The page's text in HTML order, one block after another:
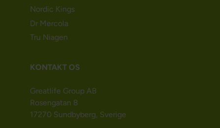
Nordic Kings
Dr Mercola
Tru Niagen
KONTAKT OS
Greatlife Group AB
Rosengatan 8
17270 Sundbyberg, Sverige